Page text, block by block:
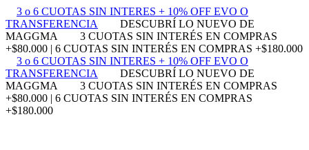
3 o 6 CUOTAS SIN INTERES + 10% OFF EVO O
TRANSFERENCIA
DESCUBRÍ LO NUEVO DE
MAGGMA
3 CUOTAS SIN INTERÉS EN COMPRAS
+$80.000 | 6 CUOTAS SIN INTERÉS EN COMPRAS +$180.000
3 o 6 CUOTAS SIN INTERES + 10% OFF EVO O
TRANSFERENCIA
DESCUBRÍ LO NUEVO DE
MAGGMA
3 CUOTAS SIN INTERÉS EN COMPRAS
+$80.000 | 6 CUOTAS SIN INTERÉS EN COMPRAS
+$180.000